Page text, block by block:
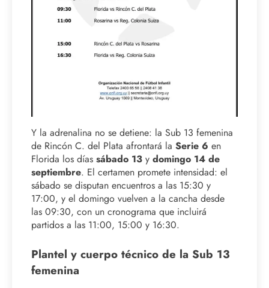
Y la adrenalina no se detiene: la Sub 13 femenina
de Rincón C. del Plata afrontará la Serie 6 en
Florida los días sábado 13 y domingo 14 de
septiembre. El certamen promete intensidad: el
sábado se disputan encuentros a las 15:30 y
17:00, y el domingo vuelven a la cancha desde
las 09:30, con un cronograma que incluirá
partidos a las 11:00, 15:00 y 16:30.
Plantel y cuerpo técnico de la Sub 13
femenina